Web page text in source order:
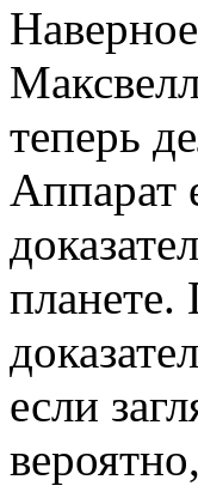
теперь
Аппарат
планете.
если